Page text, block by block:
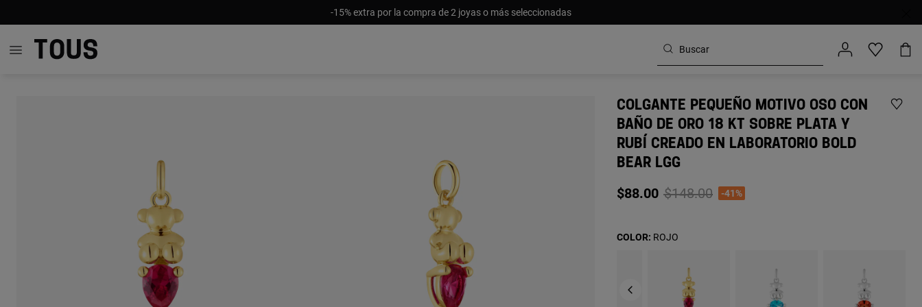
-15% extra por la compra de 2 joyas o más seleccionadas
COLGANTE PEQUEÑO MOTIVO OSO CON
BAÑO DE ORO 18 KT SOBRE PLATA Y
RUBÍ CREADO EN LABORATORIO BOLD
BEAR LGG
$88.00 Price reduced from
$148.00to-41%
COLOR: ROJO